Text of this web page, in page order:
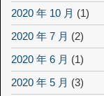
2020 年 10 月 (1)
2020 年 7 月 (2)
2020 年 6 月 (1)
2020 年 5 月 (3)